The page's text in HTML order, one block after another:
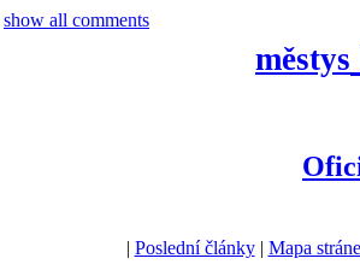
show all comments
městys
| Poslední články| Mapa